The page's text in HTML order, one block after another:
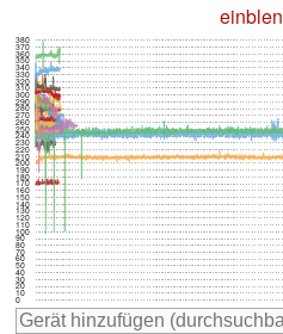
0
10
20
30
40
50
60
70
80
90
100
110
120
130
140
150
160
170
180
190
200
210
220
230
240
250
260
270
280
290
300
310
320
330
340
350
360
370
380